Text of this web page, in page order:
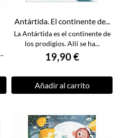
Antártida. El continente de...
La Antártida es el continente de
los prodigios. Allí se ha...
19,90 €
Añadir al carrito